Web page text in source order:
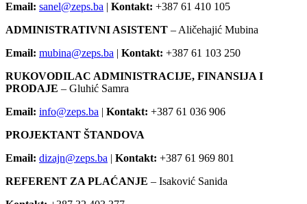
Email: sanel@zeps.ba Kontakt: +387 61 410 105
ADMINISTRATIVNI ASISTENT – Aličehajić Mubina
Email: mubina@zeps.ba Kontakt: +387 61 103 250
RUKOVODILAC ADMINISTRACIJE, FINANSIJA I
PRODAJE – Gluhić Samra
Email: info@zeps.ba Kontakt: +387 61 036 906
PROJEKTANT ŠTANDOVA
Email: dizajn@zeps.ba Kontakt: +387 61 969 801
REFERENT ZA PLAĆANJE – Isaković Sanida